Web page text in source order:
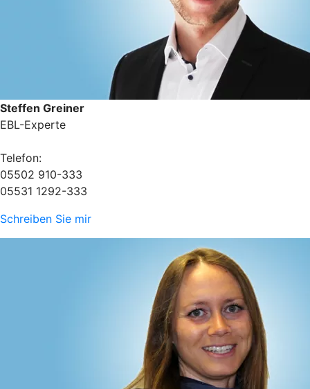
Steffen Greiner
EBL-Experte
Telefon:
05502 910-333
05531 1292-333
Schreiben Sie mir